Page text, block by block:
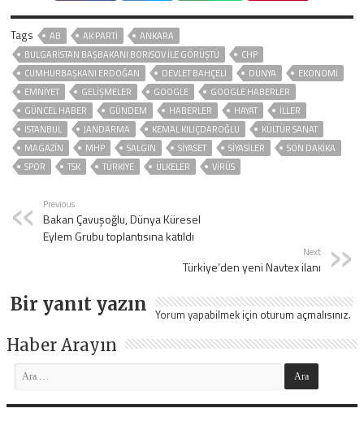
Tags AB AK PARTİ
ANKARA
BULGARISTAN BAŞBAKANI BORISOV ILE GÖRÜŞTÜ
CHP
CUMHURBAŞKANI ERDOĞAN
DEVLET BAHÇELİ DÜNYA
EKONOMİ
EMNİYET
GELIŞMELER GOOGLE
GOOGLE HABERLER
GÜNCEL HABER
GÜNDEM HABERLER HAYAT
İLLER
ISTANBUL
JANDARMA KEMAL KILIÇDAROĞLU
KÜLTÜR SANAT
MAGAZİN
MHP SALGIN SİYASET SİYASİLER
SON DAKIKA
SPOR
TSK TÜRKİYE ÜLKELER VIRÜS
Previous
Bakan Çavuşoğlu, Dünya Küresel
Eylem Grubu toplantısına katıldı
Next
Türkiye’den yeni Navtex ilanı
Bir yanıt yazın Yorum yapabilmek için oturum açmalısınız.
Haber Arayın